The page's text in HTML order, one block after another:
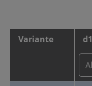
Variante d1